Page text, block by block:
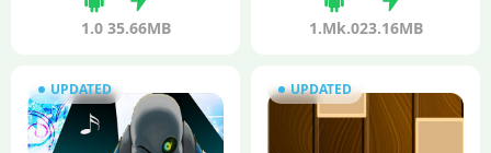
1.0 35.66MB 1.Mk.023.16MB
UPDATED UPDATED